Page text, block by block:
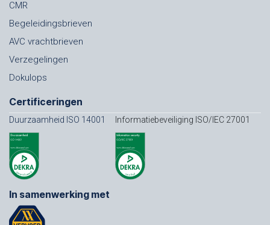
CMR
Begeleidingsbrieven
AVC vrachtbrieven
Verzegelingen
Dokulops
Certificeringen
Duurzaamheid ISO 14001 Informatiebeveiliging ISO/IEC 27001
In samenwerking met